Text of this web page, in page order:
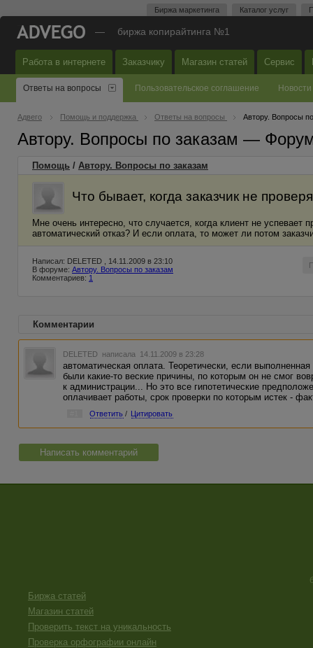
Биржа маркетинга Каталог услуг
— биржа копирайтинга №1
Работа в интернете Заказчику Магазин статей Сервис
Ответы на вопросы Пользовательское соглашение Новости
Адвего Помощь и поддержка Ответы на вопросы Автору. Вопросы
Автору. Вопросы по заказам —
Помощь / Автору. Вопросы по заказам
Что бывает, когда заказчик не
Мне очень интересно, что случается, когда клиент не успевает
автоматический отказ? И если оплата, то может ли потом
Написал: DELETED , 14.11.2009 в 23:10
В форуме: Автору. Вопросы по заказам
Комментариев: 1
Комментарии
DELETED написала 14.11.2009 в 23:28
автоматическая оплата. Теоретически, если
были какие-то веские причины, по которым он не смог
к администрации... Но это все гипотетические
оплачивает работы, срок проверки по которым истек -
Ответить / Цитировать
Написать комментарий
Биржа статей
Магазин статей
Проверить текст на уникальность
Проверка орфографии онлайн